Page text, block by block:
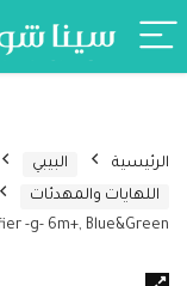
الرئيسية البيبي
اللهايات والمهدئات
-g- 6m+, Blue&Green